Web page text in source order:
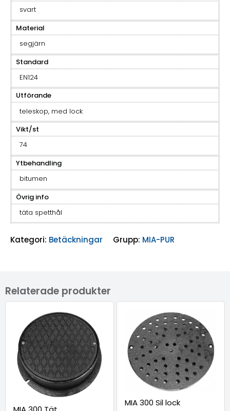
svart
Material
segjärn
Standard
EN124
Utförande
teleskop, med lock
Vikt/st
74
Ytbehandling
bitumen
Övrig info
täta spetthål
Kategori: Betäckningar Grupp: MIA-PUR
Relaterade produkter
MIA 300 Sil lock